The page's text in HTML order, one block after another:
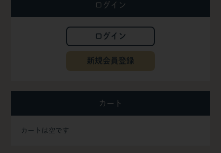
ログイン
ログイン
新規会員登録
カート
カートは空です